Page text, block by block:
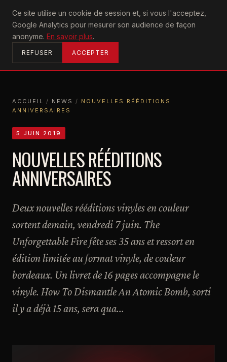
Ce site utilise un cookie de session et, si vous l'acceptez,
Google Analytics pour mesurer son audience de façon
anonyme. En savoir plus.
REFUSER ACCEPTER
U2achtung
ACCUEIL
ACCUEIL / NEWS / NOUVELLES RÉÉDITIONS
ANNIVERSAIRES
5 JUIN 2019
NOUVELLES RÉÉDITIONS
ANNIVERSAIRES
Deux nouvelles rééditions vinyles en couleur
sortent demain, vendredi 7 juin. The
Unforgettable Fire fête ses 35 ans et ressort en
édition limitée au format vinyle, de couleur
bordeaux. Un livret de 16 pages accompagne le
vinyle. How To Dismantle An Atomic Bomb, sorti
il y a déjà 15 ans, sera qua...